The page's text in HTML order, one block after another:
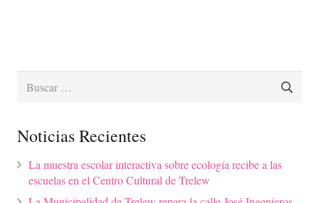
Buscar:
Noticias Recientes
La muestra escolar interactiva sobre ecología recibe a las
escuelas en el Centro Cultural de Trelew